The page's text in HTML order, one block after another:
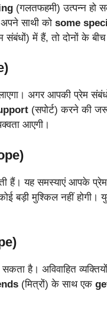
(गलतफहमी) उत्पन्न
साथी को some
संबंधों) में हैं, तो दोनों के
अगर आपकी प्रेम
(सपोर्ट) करने की
आएगी।
हैं। यह समस्याएं आपके
बड़ी मुश्किल नहीं होगी।
है। अविवाहित
(मित्रों) के साथ एक